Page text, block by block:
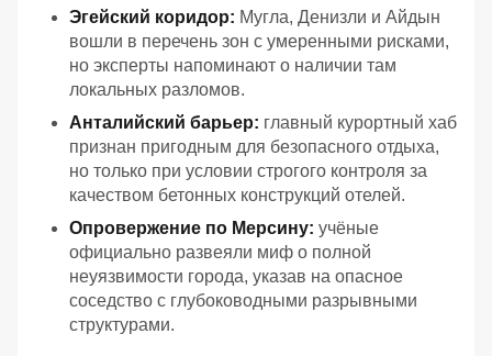
Эгейский коридор: Мугла, Денизли и Айдын
вошли в перечень зон с умеренными рисками,
но эксперты напоминают о наличии там
локальных разломов.
Анталийский барьер: главный курортный хаб
признан пригодным для безопасного отдыха,
но только при условии строгого контроля за
качеством бетонных конструкций отелей.
Опровержение по Мерсину: учёные
официально развеяли миф о полной
неуязвимости города, указав на опасное
соседство с глубоководными разрывными
структурами.